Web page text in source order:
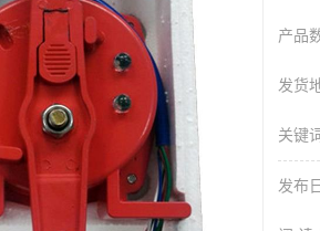
产品
发货
关键
发布